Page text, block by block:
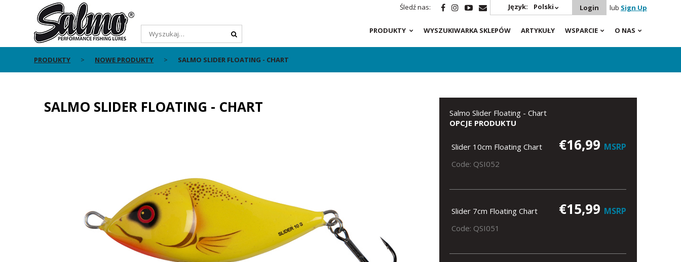
Śledź nas: Język: Polski Login lub Sign Up
PRODUKTY WYSZUKIWARKA SKLEPÓW ARTYKUŁY WSPARCIE O NAS
PRODUKTY NOWE PRODUKTY SALMO SLIDER FLOATING - CHART
SALMO SLIDER FLOATING - CHART
Salmo Slider Floating - Chart
OPCJE PRODUKTU
Slider 10cm Floating Chart €16,99 MSRP
Code: QSI052
Slider 7cm Floating Chart €15,99 MSRP
Code: QSI051